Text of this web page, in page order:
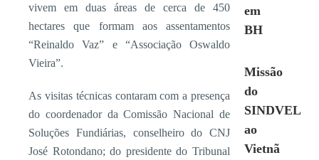
vivem em duas áreas de cerca de 450
hectares que formam aos assentamentos
“Reinaldo Vaz” e “Associação Oswaldo
Vieira”.
As visitas técnicas contaram com a presença
do coordenador da Comissão Nacional de
Soluções Fundiárias, conselheiro do CNJ
José Rotondano; do presidente do Tribunal
em
BH
Missão
do
SINDVEL
ao
Vietnã